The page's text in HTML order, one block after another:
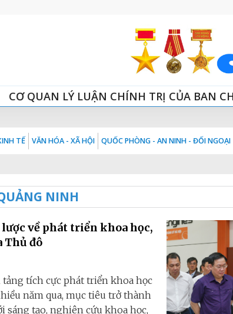
CƠ QUAN LÝ LUẬN CHÍNH TRỊ CỦA BAN
TẾ VĂN HÓA - XÃ HỘI QUỐC PHÒNG - AN NINH - ĐỐI NGOẠI
NINH
về phát triển khoa học,
Thủ đô
tảng tích cực phát triển khoa học
năm qua, mục tiêu trở thành
sáng tạo, nghiên cứu khoa học,